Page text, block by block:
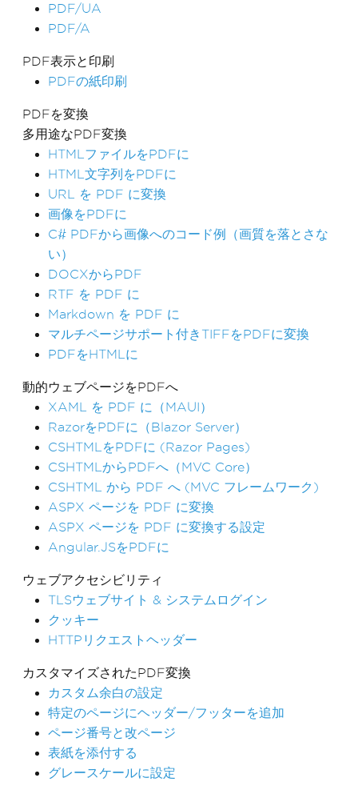
PDF/UA
PDF/A
PDF表示と印刷
PDFの紙印刷
PDFを変換
多用途なPDF変換
HTMLファイルをPDFに
HTML文字列をPDFに
URL を PDF に変換
画像をPDFに
C# PDFから画像へのコード例（画質を落とさな
い）
DOCXからPDF
RTF を PDF に
Markdown を PDF に
マルチページサポート付きTIFFをPDFに変換
PDFをHTMLに
動的ウェブページをPDFへ
XAML を PDF に（MAUI）
RazorをPDFに（Blazor Server）
CSHTMLをPDFに (Razor Pages)
CSHTMLからPDFへ（MVC Core）
CSHTML から PDF へ (MVC フレームワーク)
ASPX ページを PDF に変換
ASPX ページを PDF に変換する設定
Angular.JSをPDFに
ウェブアクセシビリティ
TLSウェブサイト & システムログイン
クッキー
HTTPリクエストヘッダー
カスタマイズされたPDF変換
カスタム余白の設定
特定のページにヘッダー/フッターを追加
ページ番号と改ページ
表紙を添付する
グレースケールに設定